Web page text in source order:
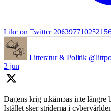
Like on Twitter
Litteratur & Politik
2 jun
Dagens krig utkämpas inte längre
Istället sker striderna i